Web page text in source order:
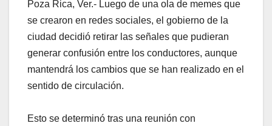
Poza Rica, Ver.- Luego de una ola de memes que
se crearon en redes sociales, el gobierno de la
ciudad decidió retirar las señales que pudieran
generar confusión entre los conductores, aunque
mantendrá los cambios que se han realizado en el
sentido de circulación.
Esto se determinó tras una reunión con